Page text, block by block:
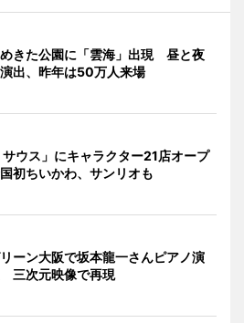
きた公園に「雲海」出現 昼と夜
出、昨年は50万人来場
サウス」にキャラクター21店オープ
初ちいかわ、サンリオも
ーン大阪で坂本龍一さんピアノ演
三次元映像で再現